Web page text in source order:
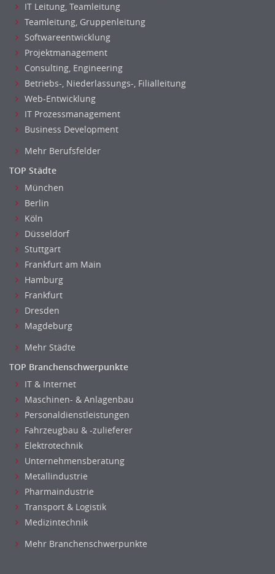
IT Leitung, Teamleitung
Teamleitung, Gruppenleitung
Softwareentwicklung
Projektmanagement
Consulting, Engineering
Betriebs-, Niederlassungs-, Filialleitung
Web-Entwicklung
IT Prozessmanagement
Business Development
Mehr Berufsfelder
TOP Städte
München
Berlin
Köln
Düsseldorf
Stuttgart
Frankfurt am Main
Hamburg
Frankfurt
Dresden
Magdeburg
Mehr Städte
TOP Branchenschwerpunkte
IT & Internet
Maschinen- & Anlagenbau
Personaldienstleistungen
Fahrzeugbau & -zulieferer
Elektrotechnik
Unternehmensberatung
Metallindustrie
Pharmaindustrie
Transport & Logistik
Medizintechnik
Mehr Branchenschwerpunkte